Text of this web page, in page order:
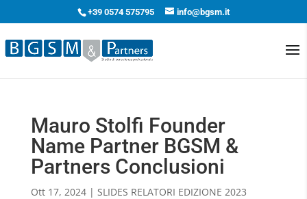
+39 0574 575795 info@bgsm.it
Mauro Stolfi Founder
Name Partner BGSM &
Partners Conclusioni
Ott 17, 2024| SLIDES RELATORI EDIZIONE 2023